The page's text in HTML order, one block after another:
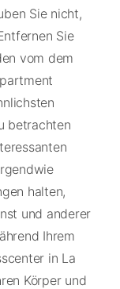
Sie nicht,
Sie
vom dem
betrachten
halten,
und anderer
Ihrem
in La
Körper und